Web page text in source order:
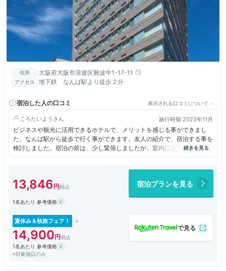
住所 大阪府大阪市浪速区難波中1-17-11
アクセス 地下鉄 なんば駅より徒歩２分
宿泊した人の口コミ 表示される口コミについて
ころたいよう 旅行時期 2025年11月
ビジネスや観光に活用できるホテルで、メリットを感じる事ができまし
た。なんば駅から徒歩で行く事ができます。友人の紹介で、宿泊する事を
検討しました。宿泊の前は、少し緊張しましたが、室内に入ると、心がリ
フレッシュできました。数日利用する事も可能で、多様性を感じる事がで
13,846 宿泊プランを見る
1名あたり 参考価格
夏休み＆秋旅フェア！
14,900
1名あたり 参考価格
※対象施設のみ